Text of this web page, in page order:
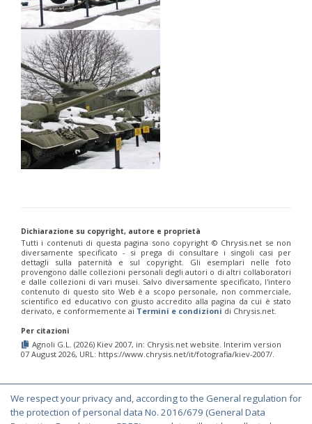
We respect your privacy and, according to the General regulation for
the protection of personal data No. 2016/679 (General Data
Dichiarazione su copyright, autore e proprietà
Tutti i contenuti di questa pagina sono copyright ©️ Chrysis.net se non
diversamente specificato - si prega di consultare i singoli casi per
dettagli sulla paternità e sul copyright. Gli esemplari nelle foto
provengono dalle collezioni personali degli autori o di altri collaboratori
e dalle collezioni di vari musei. Salvo diversamente specificato, l'intero
contenuto di questo sito Web è a scopo personale, non commerciale,
scientifico ed educativo con giusto accredito alla pagina da cui è stato
derivato, e conformemente ai Termini e condizioni di Chrysis.net.
Per citazioni
Agnoli G.L. (2026) Kiev 2007, in: Chrysis.net website. Interim version
07 August 2026, URL: https://www.chrysis.net/it/fotografia/kiev-2007/.
© Copyright 2000-2026 Chrysis.net. All Rights Reserved.